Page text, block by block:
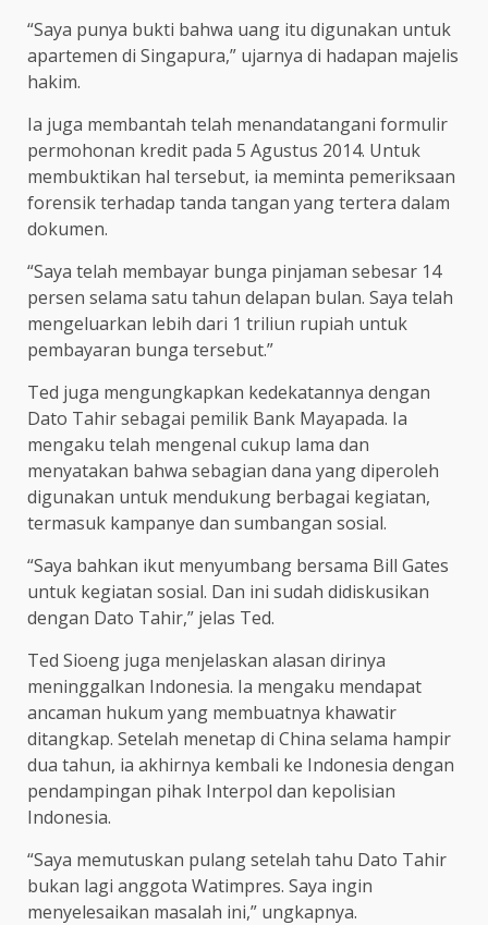
“Saya punya bukti bahwa uang itu digunakan untuk
apartemen di Singapura,” ujarnya di hadapan majelis
hakim.
Ia juga membantah telah menandatangani formulir
permohonan kredit pada 5 Agustus 2014. Untuk
membuktikan hal tersebut, ia meminta pemeriksaan
forensik terhadap tanda tangan yang tertera dalam
dokumen.
“Saya telah membayar bunga pinjaman sebesar 14
persen selama satu tahun delapan bulan. Saya telah
mengeluarkan lebih dari 1 triliun rupiah untuk
pembayaran bunga tersebut.”
Ted juga mengungkapkan kedekatannya dengan
Dato Tahir sebagai pemilik Bank Mayapada. Ia
mengaku telah mengenal cukup lama dan
menyatakan bahwa sebagian dana yang diperoleh
digunakan untuk mendukung berbagai kegiatan,
termasuk kampanye dan sumbangan sosial.
“Saya bahkan ikut menyumbang bersama Bill Gates
untuk kegiatan sosial. Dan ini sudah didiskusikan
dengan Dato Tahir,” jelas Ted.
Ted Sioeng juga menjelaskan alasan dirinya
meninggalkan Indonesia. Ia mengaku mendapat
ancaman hukum yang membuatnya khawatir
ditangkap. Setelah menetap di China selama hampir
dua tahun, ia akhirnya kembali ke Indonesia dengan
pendampingan pihak Interpol dan kepolisian
Indonesia.
“Saya memutuskan pulang setelah tahu Dato Tahir
bukan lagi anggota Watimpres. Saya ingin
menyelesaikan masalah ini,” ungkapnya.